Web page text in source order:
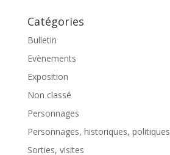
Catégories
Bulletin
Evènements
Exposition
Non classé
Personnages
Personnages, historiques, politiques
Sorties, visites